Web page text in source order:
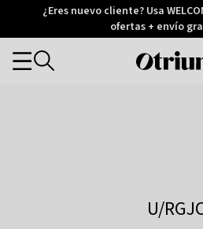
Otrium
Trustpilot
¿Eres nuevo cliente? Usa
ofertas + envío
Categories
U/